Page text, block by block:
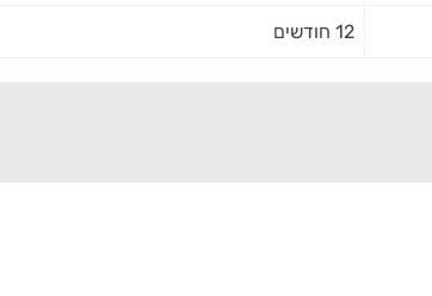
12 חודשים